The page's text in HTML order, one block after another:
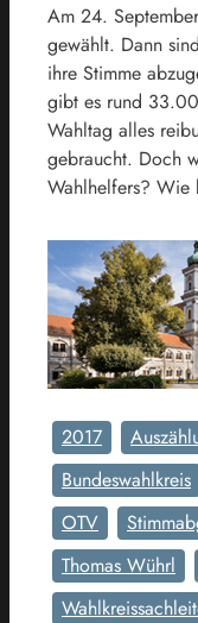
Am 24.
gewählt. Dann
ihre Stimme
gibt es rund
Wahltag alles
gebraucht. Doch
Wahlhelfers? Wie
2017
Bundeswahlkreis
OTV
Thomas Wührl